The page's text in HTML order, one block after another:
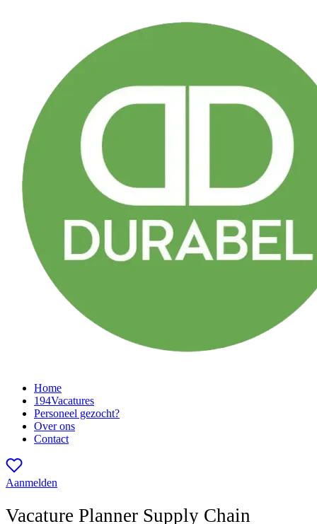
Home
194Vacatures
Personeel gezocht?
Over ons
Contact
Aanmelden
Vacature Planner Supply Chain